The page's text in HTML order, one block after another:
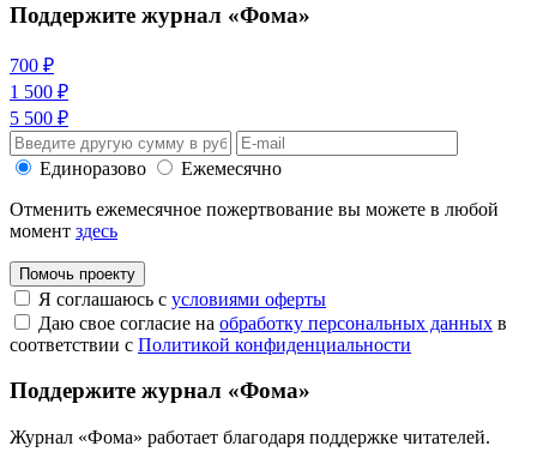
Поддержите журнал «Фома»
700 ₽
1 500 ₽
5 500 ₽
Единоразово
Ежемесячно
Отменить ежемесячное пожертвование вы можете в любой
момент здесь
Помочь проекту
Я соглашаюсь с условиями оферты
Даю свое согласие на обработку персональных данных в
соответствии с Политикой конфиденциальности
Поддержите журнал «Фома»
Журнал «Фома» работает благодаря поддержке читателей.